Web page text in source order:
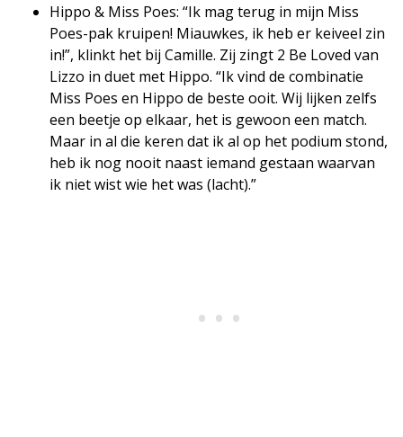
Hippo & Miss Poes: “Ik mag terug in mijn Miss
Poes-pak kruipen! Miauwkes, ik heb er keiveel zin
in!”, klinkt het bij Camille. Zij zingt 2 Be Loved van
Lizzo in duet met Hippo. “Ik vind de combinatie
Miss Poes en Hippo de beste ooit. Wij lijken zelfs
een beetje op elkaar, het is gewoon een match.
Maar in al die keren dat ik al op het podium stond,
heb ik nog nooit naast iemand gestaan waarvan
ik niet wist wie het was (lacht).”